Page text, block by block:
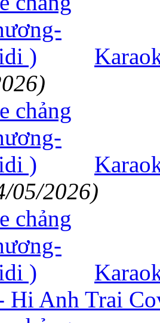
05/2026)
Hi Anh Trai